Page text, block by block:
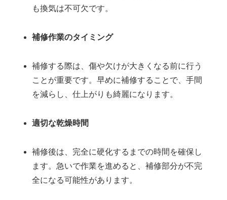
も換気は不可欠です。
補修作業のタイミング
補修する際は、傷や欠けが大きくなる前に行う
ことが重要です。早めに補修することで、手間
を減らし、仕上がりも綺麗になります。
適切な乾燥時間
補修後は、完全に硬化するまでの時間を確保し
ます。急いで作業を進めると、補修部分が不完
全になる可能性があります。